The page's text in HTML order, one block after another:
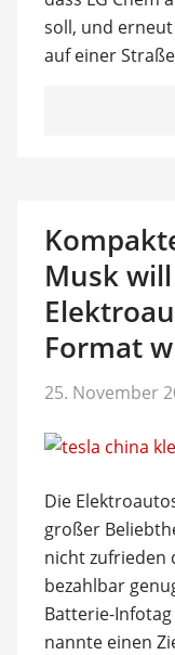
soll, und
auf einer
Musk
Format
25. November
Die
großer
nicht zufrieden
bezahlbar
Batterie-
nannte einen